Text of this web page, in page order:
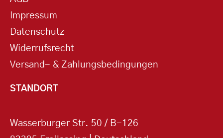
Impressum
Datenschutz
Widerrufsrecht
Versand- & Zahlungsbedingungen
STANDORT
Wasserburger Str. 50 / B-126